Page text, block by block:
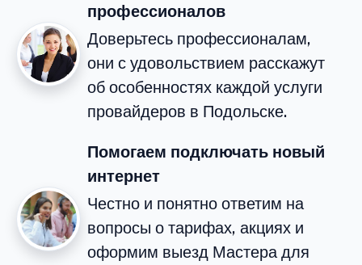
профессионалов
Доверьтесь профессионалам,
они с удовольствием расскажут
об особенностях каждой услуги
провайдеров в Подольске.
Помогаем подключать новый
интернет
Честно и понятно ответим на
вопросы о тарифах, акциях и
оформим выезд Мастера для